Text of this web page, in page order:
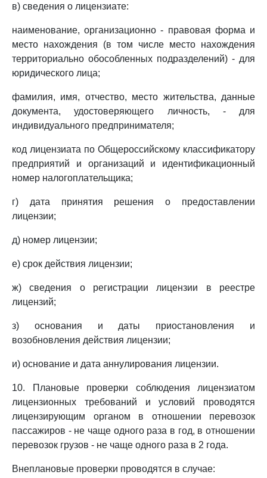
в) сведения о лицензиате:
наименование, организационно - правовая форма и
место нахождения (в том числе место нахождения
территориально обособленных подразделений) - для
юридического лица;
фамилия, имя, отчество, место жительства, данные
документа, удостоверяющего личность, - для
индивидуального предпринимателя;
код лицензиата по Общероссийскому классификатору
предприятий и организаций и идентификационный
номер налогоплательщика;
г) дата принятия решения о предоставлении
лицензии;
д) номер лицензии;
е) срок действия лицензии;
ж) сведения о регистрации лицензии в реестре
лицензий;
з) основания и даты приостановления и
возобновления действия лицензии;
и) основание и дата аннулирования лицензии.
10. Плановые проверки соблюдения лицензиатом
лицензионных требований и условий проводятся
лицензирующим органом в отношении перевозок
пассажиров - не чаще одного раза в год, в отношении
перевозок грузов - не чаще одного раза в 2 года.
Внеплановые проверки проводятся в случае: